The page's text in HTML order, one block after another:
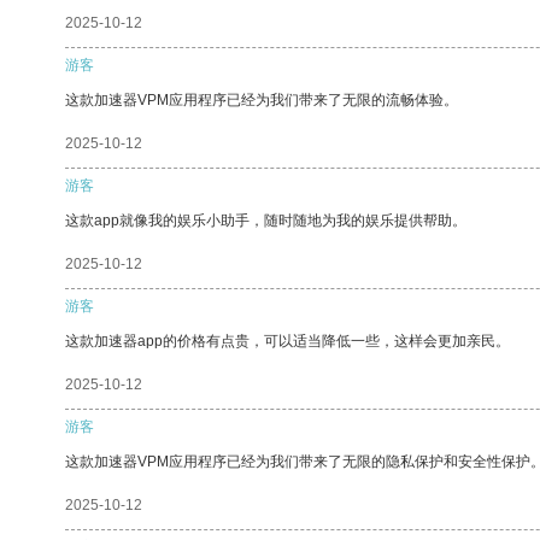
2025-10-12
游客
这款加速器VPM应用程序已经为我们带来了无限的流畅体验。
2025-10-12
游客
这款app就像我的娱乐小助手，随时随地为我的娱乐提供帮助。
2025-10-12
游客
这款加速器app的价格有点贵，可以适当降低一些，这样会更加亲民。
2025-10-12
游客
这款加速器VPM应用程序已经为我们带来了无限的隐私保护和安全性保护
2025-10-12